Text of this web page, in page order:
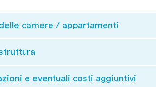
camere / appartamenti
e eventuali costi aggiuntivi